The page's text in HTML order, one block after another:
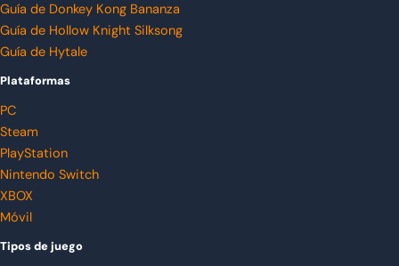
Guía de Donkey Kong Bananza
Guía de Hollow Knight Silksong
Guía de Hytale
Plataformas
PC
Steam
PlayStation
Nintendo Switch
XBOX
Móvil
Tipos de juego